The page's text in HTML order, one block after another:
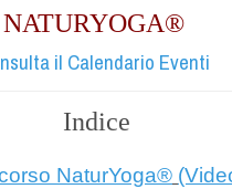
NATURYOGA®
il Calendario Eventi
Indice
NaturYoga®